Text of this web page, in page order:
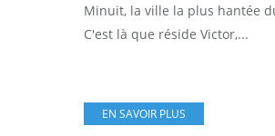
Minuit, la ville la plus hantée
C'est là que réside Victor,...
EN SAVOIR PLUS